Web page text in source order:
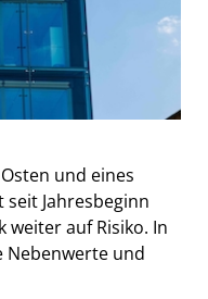
und eines
Jahresbeginn
auf Risiko. In
Nebenwerte und